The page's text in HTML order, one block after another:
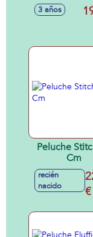
3 años
Peluche
Cm
recién
nacido
€